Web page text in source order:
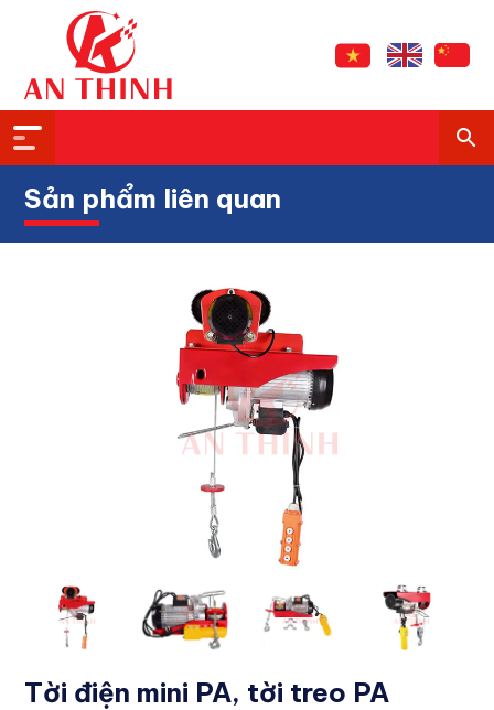
Sản phẩm liên quan
Tời điện mini PA, tời treo PA